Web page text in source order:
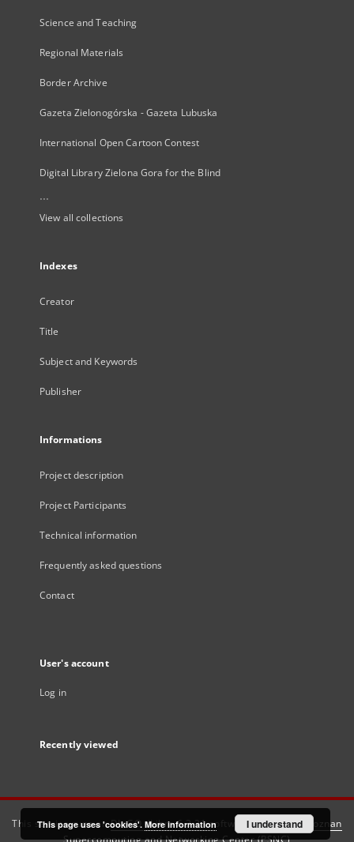
Science and Teaching
Regional Materials
Border Archive
Gazeta Zielonogórska - Gazeta Lubuska
International Open Cartoon Contest
Digital Library Zielona Gora for the Blind
...
View all collections
Indexes
Creator
Title
Subject and Keywords
Publisher
Informations
Project description
Project Participants
Technical information
Frequently asked questions
Contact
User's account
Log in
Recently viewed
This service runs onDInGO dLibra 6.3.21software created by
Poznan
Supercomputing and Networking Center (PSNC)
This page uses 'cookies'. More information I understand